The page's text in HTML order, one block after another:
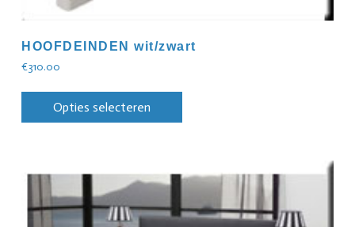
HOOFDEINDEN wit/zwart
€310.00
Opties selecteren